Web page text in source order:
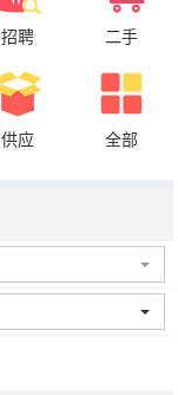
招聘 二手
供应 全部